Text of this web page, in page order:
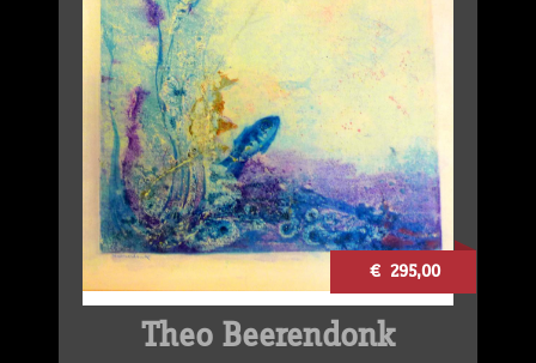
€ 295,00
Theo Beerendonk